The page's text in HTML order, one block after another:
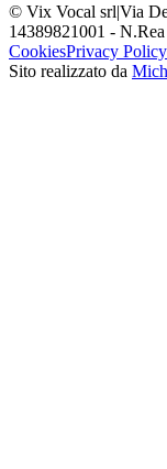
© Vix Vocal srl|Via
14389821001 -
CookiesPrivacy Policy
Sito realizzato da